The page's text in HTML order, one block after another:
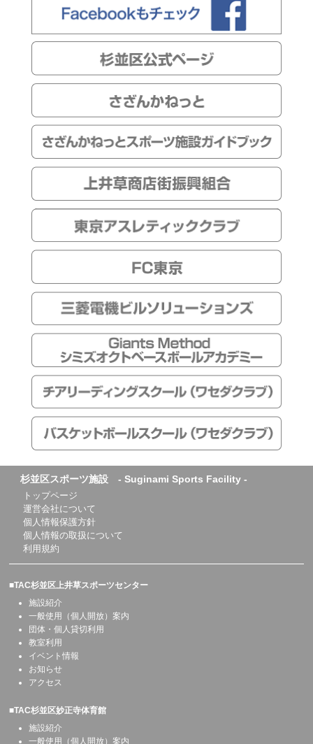
杉並区スポーツ施設 - Suginami Sports Facility -
トップページ
運営会社について
個人情報保護方針
個人情報の取扱について
利用規約
■TAC杉並区上井草スポーツセンター
施設紹介
一般使用（個人開放）案内
団体・個人貸切利用
教室利用
イベント情報
お知らせ
アクセス
■TAC杉並区妙正寺体育館
施設紹介
一般使用（個人開放）案内